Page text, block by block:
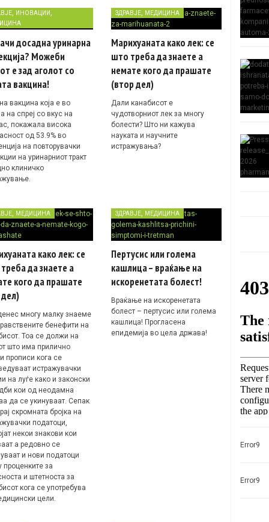
, ИНОВАЦИИ,
досадна уринарна
Можеби
е зад аголот со
вакцина!
вакцина која е во
на спреј со вкус на
покажала висока
од 53.9% во
на повторувачки
на уринарниот тракт
клиничко
ЗДРАВЈЕ, МЕДИЦИНА
Марихуаната како лек: се
што треба да знаете а
немате кого да прашате
(втор дел)
Дали канабисот е
чудотворниот лек за многу
болести? Што ни кажува
науката и научните
истражувања?
, МЕДИЦИНА
како лек: се
да знаете а
кого да прашате
многу малку знаеме
бенефити на
Тоа се должи на
што има прилично
прописи кога се
истражувачки
на луѓе како и законски
кои од неодамна
да се укинуваат. Сепак
скромната бројка на
податоци,
некои знакови кои
а редовно се
и нови податоци
проценките за
и штетноста за
кога се употребува
цели.
ЗДРАВЈЕ, МЕДИЦИНА
Пертусис или голема
кашлица – враќање на
искоренетата болест!
Враќање на искоренетата
болест – пертусис или голема
кашлица! Прогласена
епидемија во цела држава!
Error9
Error9